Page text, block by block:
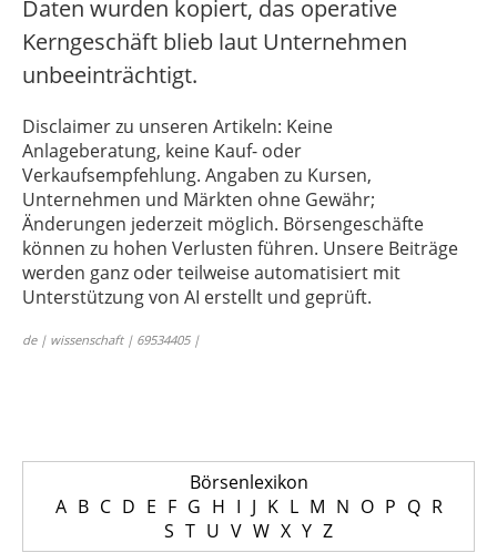
Daten wurden kopiert, das operative
Kerngeschäft blieb laut Unternehmen
unbeeinträchtigt.
Disclaimer zu unseren Artikeln: Keine
Anlageberatung, keine Kauf- oder
Verkaufsempfehlung. Angaben zu Kursen,
Unternehmen und Märkten ohne Gewähr;
Änderungen jederzeit möglich. Börsengeschäfte
können zu hohen Verlusten führen. Unsere Beiträge
werden ganz oder teilweise automatisiert mit
Unterstützung von AI erstellt und geprüft.
de | wissenschaft | 69534405 |
Börsenlexikon
A B C D E F G H I J K L M N O P Q R
S T U V W X Y Z